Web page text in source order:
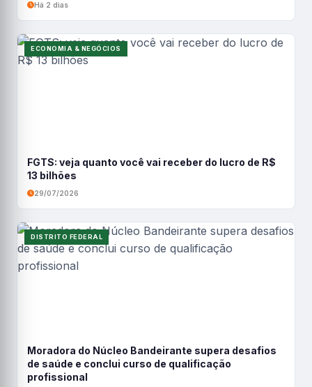
Há 2 dias
ECONOMIA & NEGÓCIOS
FGTS: veja quanto você vai receber do lucro de R$
13 bilhões
29/07/2026
DISTRITO FEDERAL
Moradora do Núcleo Bandeirante supera desafios
de saúde e conclui curso de qualificação
profissional